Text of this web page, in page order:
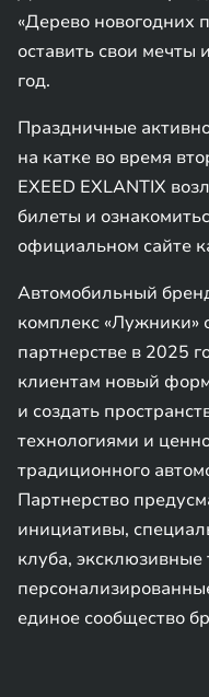
«Дерево новогодних
оставить свои
год.
Праздничные
на катке во время
EXEED EXLANTIX
билеты и
официальном сайте
Автомобильный
комплекс «Лужники»
партнерстве в 2025
клиентам новый
и создать
технологиями и
традиционного
Партнерство
инициативы,
клуба, эксклюзивные
единое сообщество